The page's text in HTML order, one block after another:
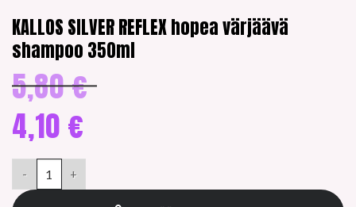
KALLOS SILVER REFLEX hopea värjäävä
shampoo 350ml
5,80€ hinta
4,10 €
hinta
on:
4,10 €.